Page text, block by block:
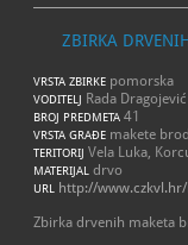
ZBIRKA
VRSTA ZBIRKE pomorska
VODITELJ Rada
BROJ PREDMETA 41
VRSTA GRAĐE makete
TERITORIJ Vela Luka,
MATERIJAL drvo
URL http://
Zbirka drvenih maketa